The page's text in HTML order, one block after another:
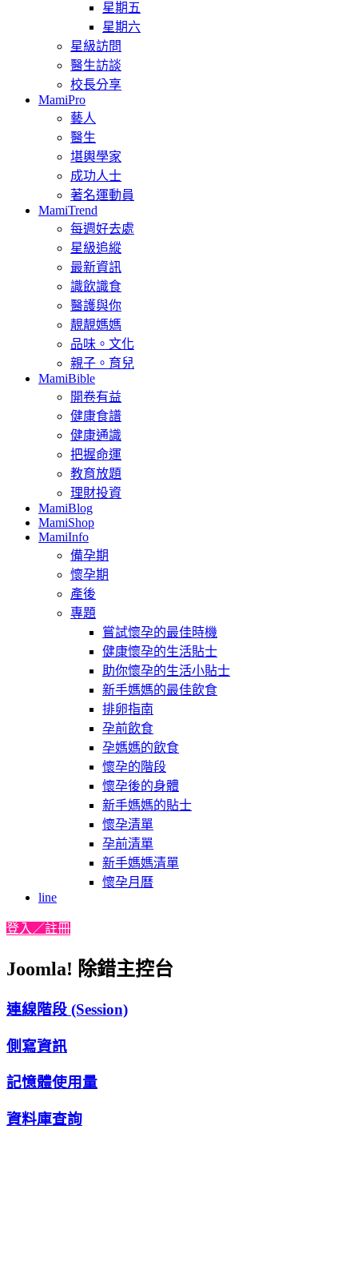
星期五
星期六
星級訪問
醫生訪談
校長分享
MamiPro
藝人
醫生
堪輿學家
成功人士
著名運動員
MamiTrend
每週好去處
星級追縱
最新資訊
識飲識食
醫護與你
靚靚媽媽
品味。文化
親子。育兒
MamiBible
開卷有益
健康食譜
健康通識
把握命運
教育放題
理財投資
MamiBlog
MamiShop
MamiInfo
備孕期
懷孕期
產後
專題
嘗試懷孕的最佳時機
健康懷孕的生活貼士
助你懷孕的生活小貼士
新手媽媽的最佳飲食
排卵指南
孕前飲食
孕媽媽的飲食
懷孕的階段
懷孕後的身體
新手媽媽的貼士
懷孕清單
孕前清單
新手媽媽清單
懷孕月曆
line
登入／註冊
Joomla! 除錯主控台
連線階段 (Session)
側寫資訊
記憶體使用量
資料庫查詢